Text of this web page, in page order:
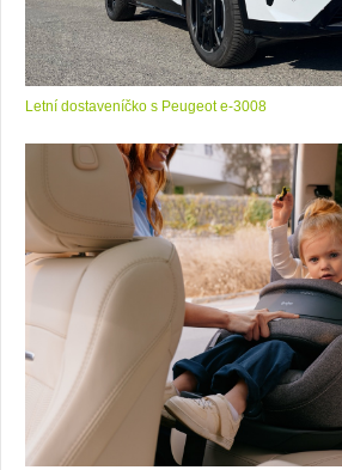
Letní dostaveníčko s Peugeot e-3008